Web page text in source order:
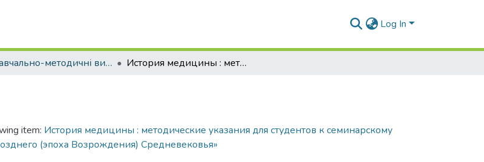
Log In
Навчально-методичні видання. Кафедра громадського здоров'я та управління охороною здоров'я История медицины : методические указания для студентов к семинарскому занятию по теме «Медицина раннего, классического и позднего (эпоха Возрождения) Средневековья»
item: История медицины : методические указания для студентов к семинарскому
(эпоха Возрождения) Средневековья»